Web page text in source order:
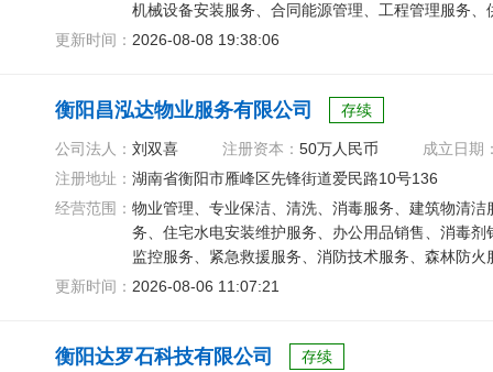
机械设备安装服务、合同能源管理、工程管理服务
更新时间： 2026-08-08 19:38:06
衡阳昌泓达物业服务有限公司 存续
公司法人： 刘双喜 注册资本： 50万人民币
成立日期
注册地址： 湖南省衡阳市雁峰区先锋街道爱民路10号136
经营范围： 物业管理、专业保洁、清洗、消毒服务、建筑物清
务、住宅水电安装维护服务、办公用品销售、消毒
监控服务、紧急救援服务、消防技术服务、森林防火
更新时间： 2026-08-06 11:07:21
衡阳达罗石科技有限公司 存续